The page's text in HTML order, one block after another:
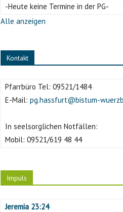
-Heute keine Termine in der PG-
Alle anzeigen
Kontakt
Pfarrbüro Tel: 09521/1484
E-Mail: pg.hassfurt@bistum-
In seelsorglichen Notfällen:
Mobil: 09521/619 48 44
Impuls
Jeremia 23:24